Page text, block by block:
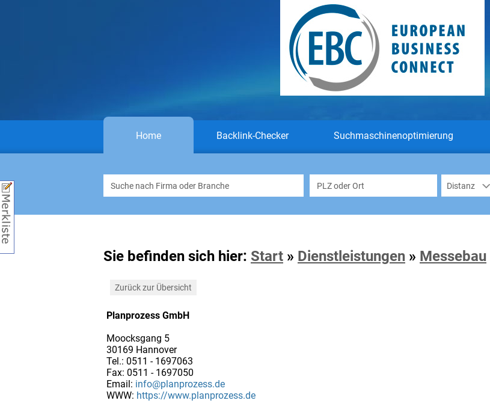
Home Backlink-Checker Suchmaschinenoptimierung
Sie befinden sich hier: Start » Dienstleistungen » Messebau
Zurück zur Übersicht
Planprozess GmbH
Moocksgang 5
30169 Hannover
Tel.: 0511 - 1697063
Fax: 0511 - 1697050
Email: info@planprozess.de
WWW: https://www.planprozess.de